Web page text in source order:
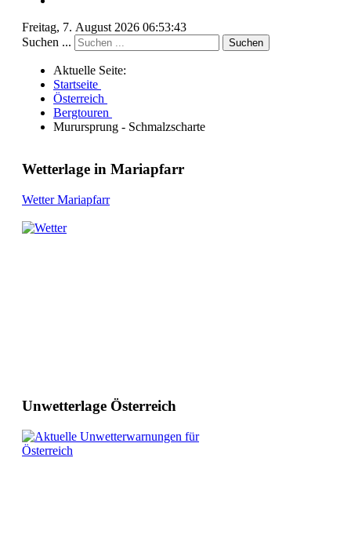
Freitag, 7. August 2026 06:53:43
Suchen ...
Suchen
Aktuelle Seite:
Startseite
Österreich
Bergtouren
Murursprung - Schmalzscharte
Wetterlage in Mariapfarr
Wetter Mariapfarr
Unwetterlage Österreich